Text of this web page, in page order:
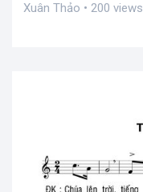
Xuân Thảo • 200 views